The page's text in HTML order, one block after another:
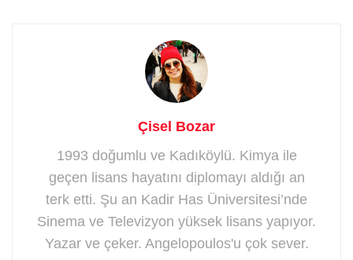
Çisel Bozar
1993 doğumlu ve Kadıköylü. Kimya ile
geçen lisans hayatını diplomayı aldığı an
terk etti. Şu an Kadir Has Üniversitesi’nde
Sinema ve Televizyon yüksek lisans yapıyor.
Yazar ve çeker. Angelopoulos'u çok sever.